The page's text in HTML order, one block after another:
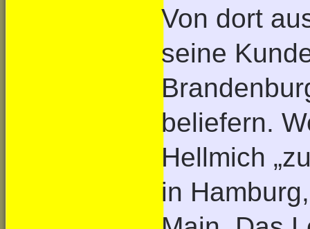
Von dort
seine
beliefern.
Hellmich
in